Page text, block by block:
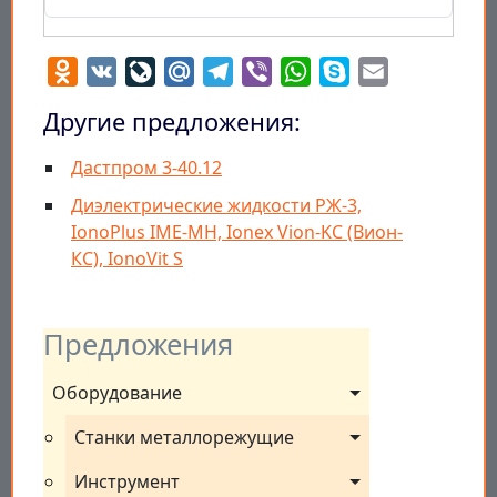
Предложения
Оборудование
Станки металлорежущие
Инструмент
Odnoklassniki
VK LiveJournal
Mail.RuTelegram
Viber WhatsApp
Skype
Другие предложения:
Дастпром 3-40.12
Диэлектрические жидкости РЖ-3,
IonoPlus IME-MH, Ionex Vion-KC (Вион-
КС), IonoVit S